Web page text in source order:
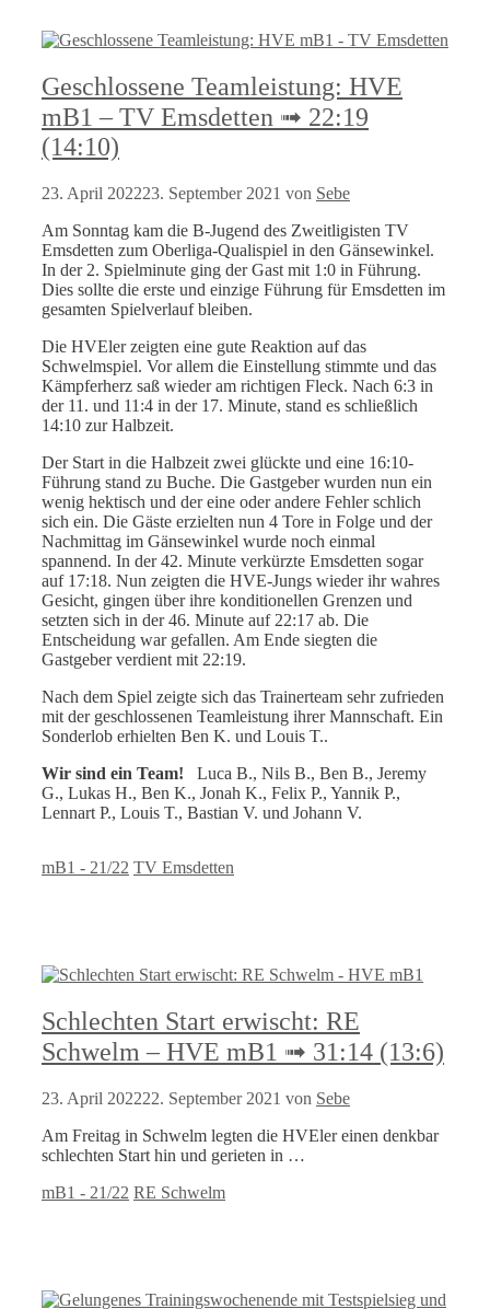
Geschlossene Teamleistung: HVE
mB1 – TV Emsdetten ➟ 22:19
(14:10)
23. April 202223. September 2021 von Sebe
Am Sonntag kam die B-Jugend des Zweitligisten TV
Emsdetten zum Oberliga-Qualispiel in den Gänsewinkel.
In der 2. Spielminute ging der Gast mit 1:0 in Führung.
Dies sollte die erste und einzige Führung für Emsdetten im
gesamten Spielverlauf bleiben.
Die HVEler zeigten eine gute Reaktion auf das
Schwelmspiel. Vor allem die Einstellung stimmte und das
Kämpferherz saß wieder am richtigen Fleck. Nach 6:3 in
der 11. und 11:4 in der 17. Minute, stand es schließlich
14:10 zur Halbzeit.
Der Start in die Halbzeit zwei glückte und eine 16:10-
Führung stand zu Buche. Die Gastgeber wurden nun ein
wenig hektisch und der eine oder andere Fehler schlich
sich ein. Die Gäste erzielten nun 4 Tore in Folge und der
Nachmittag im Gänsewinkel wurde noch einmal
spannend. In der 42. Minute verkürzte Emsdetten sogar
auf 17:18. Nun zeigten die HVE-Jungs wieder ihr wahres
Gesicht, gingen über ihre konditionellen Grenzen und
setzten sich in der 46. Minute auf 22:17 ab. Die
Entscheidung war gefallen. Am Ende siegten die
Gastgeber verdient mit 22:19.
Nach dem Spiel zeigte sich das Trainerteam sehr zufrieden
mit der geschlossenen Teamleistung ihrer Mannschaft. Ein
Sonderlob erhielten Ben K. und Louis T..
Wir sind ein Team!
Luca B., Nils B., Ben B., Jeremy
G., Lukas H., Ben K., Jonah K., Felix P., Yannik P.,
Lennart P., Louis T., Bastian V. und Johann V.
Kategorien
mB1 - 21/22 Schlagwörter
TV Emsdetten
Schlechten Start erwischt: RE
Schwelm – HVE mB1 ➟ 31:14 (13:6)
23. April 202222. September 2021 von Sebe
Am Freitag in Schwelm legten die HVEler einen denkbar
schlechten Start hin und gerieten in …
Kategorien
mB1 - 21/22 Schlagwörter
RE Schwelm